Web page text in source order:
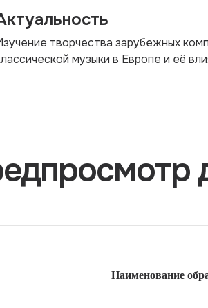
творчества зарубежных
музыки в Европе и её
Наименование